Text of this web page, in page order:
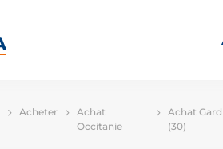
Acheter
Achat
Occitanie
Achat Gard
(30)